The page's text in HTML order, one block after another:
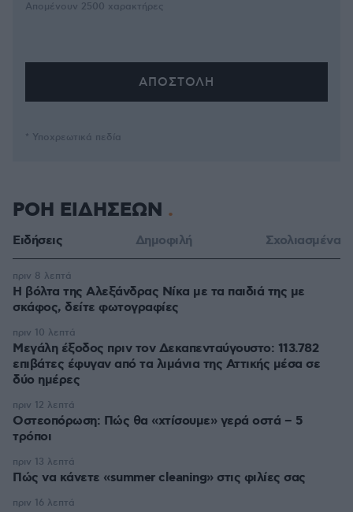
Απομένουν 2500 χαρακτήρες
* Υποχρεωτικά πεδία
ΡΟΗ ΕΙΔΗΣΕΩΝ
Ειδήσεις Δημοφιλή Σχολιασμένα
Η βόλτα της Αλεξάνδρας Νίκα με τα παιδιά της με
σκάφος, δείτε φωτογραφίες
πριν 8 λεπτά
Μεγάλη έξοδος πριν τον Δεκαπενταύγουστο: 113.782
επιβάτες έφυγαν από τα λιμάνια της Αττικής μέσα σε
δύο ημέρες
πριν 10 λεπτά
Οστεοπόρωση: Πώς θα «χτίσουμε» γερά οστά – 5
τρόποι
πριν 12 λεπτά
Πώς να κάνετε «summer cleaning» στις φιλίες σας
πριν 13 λεπτά
πριν 16 λεπτά